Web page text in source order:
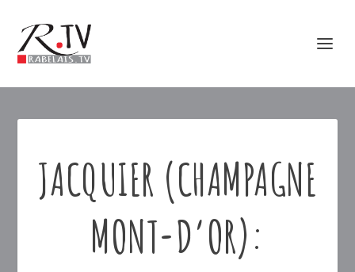
JACQUIER (CHAMPAGNE
MONT-D’OR):